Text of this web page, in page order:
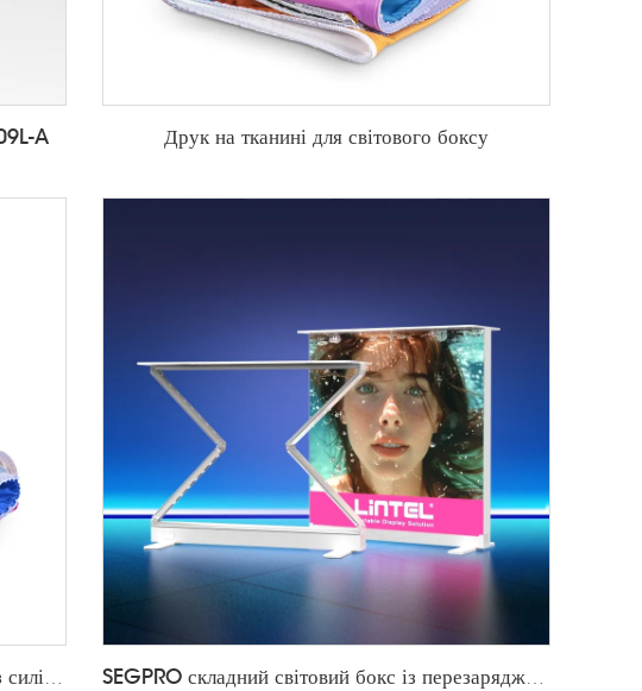
A Друк на тканині для світового боксу
Друк на тканині для розкладного стенду (з силіконовою смужкою) SEGPRO складний світовий бокс із перезаряджувальним живленням, стійка LT-ALF85ZC-TA